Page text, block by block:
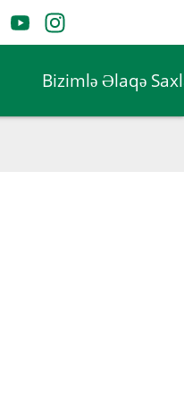
Bizimlə Əlaqə